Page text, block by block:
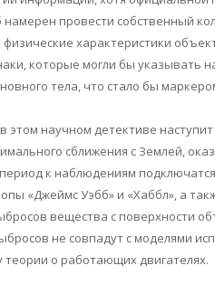
намерен провести собственный
характеристики
которые могли бы указывать
тела, что стало бы
научном детективе наступит
сближения с Землей,
период к наблюдениям
«Джеймс Уэбб» и «Хаббл», а
вещества с поверхности
не совпадут с моделями
теории о работающих двигателях.